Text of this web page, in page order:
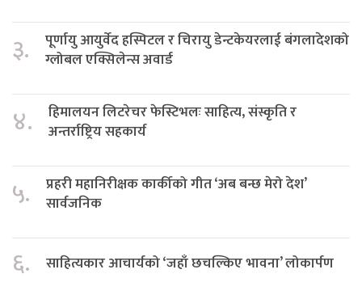
३.
पूर्णायु आयुर्वेद हस्पिटल र चिरायु डेन्टकेयरलाई बंगलादेशको
ग्लोबल एक्सिलेन्स अवार्ड
४.
हिमालयन लिटरेचर फेस्टिभलः साहित्य, संस्कृति र
अन्तर्राष्ट्रिय सहकार्य
५.
प्रहरी महानिरीक्षक कार्कीको गीत ‘अब बन्छ मेरो देश’
सार्वजनिक
६. साहित्यकार आचार्यको ‘जहाँ छचल्किए भावना’ लोकार्पण